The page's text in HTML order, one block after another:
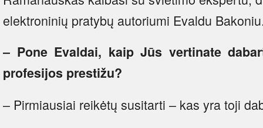
elektroninių pratybų autoriumi Evaldu
– Pone Evaldai, kaip Jūs vertinate
profesijos prestižu?
– Pirmiausiai reikėtų susitarti – kas yra toji